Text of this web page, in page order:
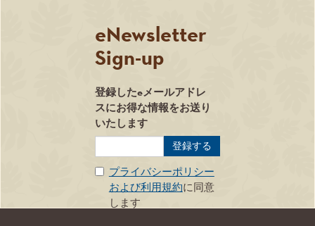
eNewsletter
Sign-up
登録したeメールアドレ
スにお得な情報をお送り
いたします
プライバシーポリシー
および利用規約に同意
します